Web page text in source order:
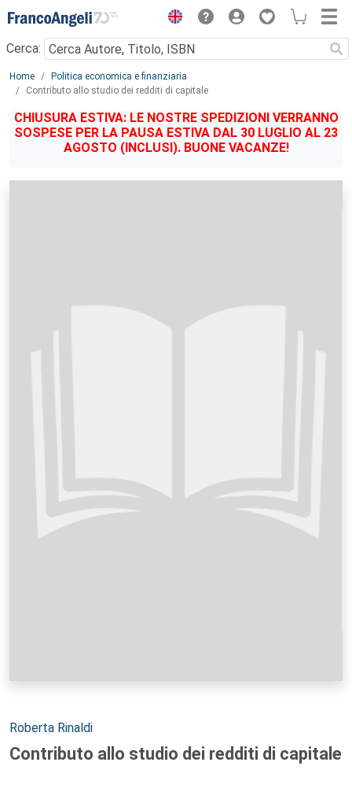
Menu
Cerca:
Main content
Home
Politica economica e finanziaria
Contributo allo studio dei redditi di capitale
CHIUSURA ESTIVA: LE NOSTRE SPEDIZIONI VERRANNO
SOSPESE PER LA PAUSA ESTIVA DAL 30 LUGLIO AL 23
AGOSTO (INCLUSI). BUONE VACANZE!
Autori:
Roberta Rinaldi
Contributo allo studio dei redditi di capitale